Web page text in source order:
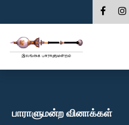
பாராளுமன்ற வினாக்கள்